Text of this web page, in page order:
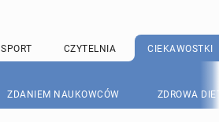
SPORT CZYTELNIA CIEKAWOSTKI
ZDANIEM NAUKOWCÓW ZDROWA